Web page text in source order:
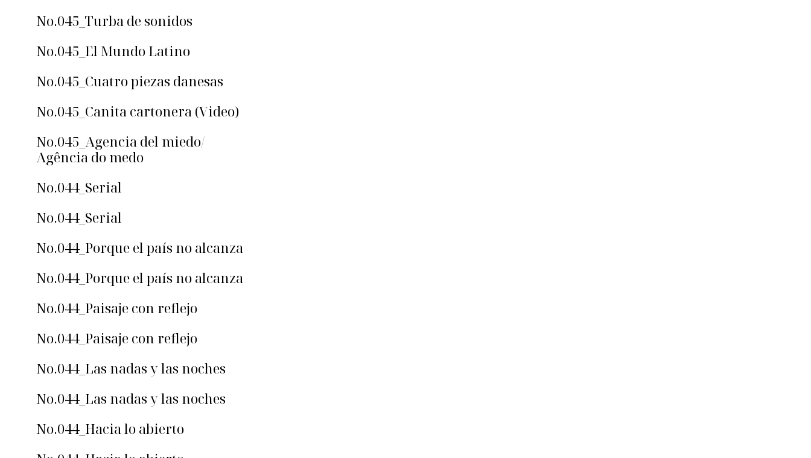
No.045_Turba de sonidos
No.045_El Mundo Latino
No.045_Cuatro piezas danesas
No.045_Canita cartonera (Video)
No.045_Agencia del miedo/
Agência do medo
No.044_Serial
No.044_Serial
No.044_Porque el país no alcanza
No.044_Porque el país no alcanza
No.044_Paisaje con reflejo
No.044_Paisaje con reflejo
No.044_Las nadas y las noches
No.044_Las nadas y las noches
No.044_Hacia lo abierto